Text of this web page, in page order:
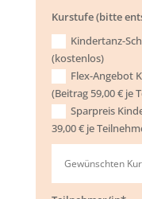
Kurstufe (bitte
Kindertanz-
(kostenlos)
Flex-Angebot
(Beitrag 59,00 € je
Sparpreis
39,00 € je